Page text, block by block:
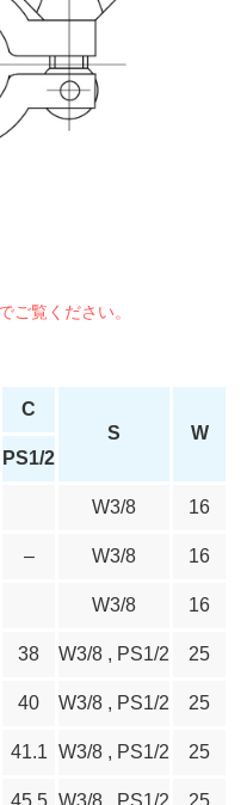
C
S
W
PS1/2
W3/8 16
– W3/8 16
W3/8 16
38 W3/8 , PS1/2 25
40 W3/8 , PS1/2 25
41.1 W3/8 , PS1/2 25
45.5 W3/8 , PS1/2 25